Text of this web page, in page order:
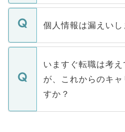
ません。
■応募殺到を避けるた
関を公にしてしまうと
に、医療機関が求める
みを人材紹介会社に依
ています。
転職・入職を強要する
ん。また、仮に応募先
定を承諾する必要はあ
の辞退の連絡はキャリ
ますので、ご安心くだ
個人情報は漏えいし
個人情報が漏えいする
で、ご安心ください。
などで収集したご登録
ご本人のキャリアアッ
支援を目的に使用いた
ているすべての個人デ
いますぐ転職は考
が、これからのキ
すか？